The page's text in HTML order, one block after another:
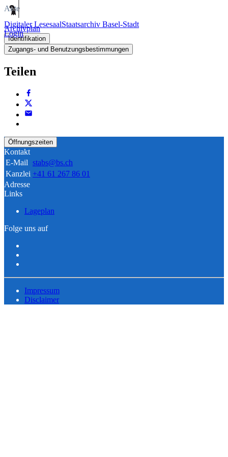
Digitaler LesesaalStaatsarchiv Basel-Stadt
Login
Akte
Archivplan
Identifikation
Zugangs- und Benutzungsbestimmungen
Teilen
Öffnungszeiten
Kontakt
E-Mail stabs@bs.ch
Kanzlei +41 61 267 86 01
Adresse
Links
Lageplan
Folge uns auf
Impressum
Disclaimer